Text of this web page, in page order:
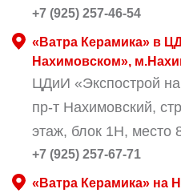
+7 (925) 257-46-54
«Ватра Керамика» в
Нахимовском»,
ЦДиИ «Экспострой
пр-т Нахимовский,
этаж, блок 1Н, место
+7 (925) 257-67-71
«Ватра Керамика» на